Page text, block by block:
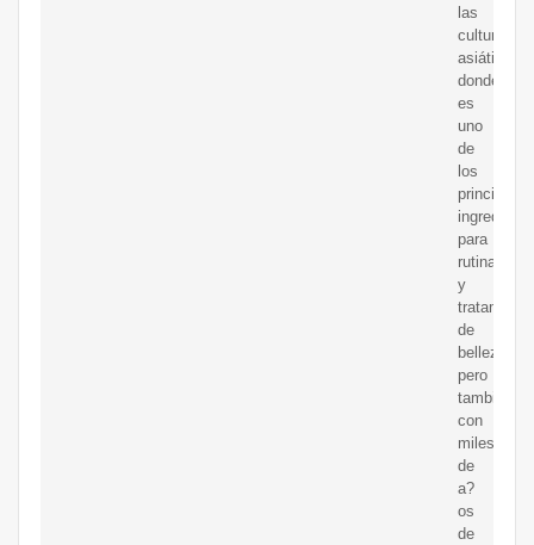
las
culturas
asiáticas
donde
es
uno
de
los
principales
para
rutinas
y
de
belleza,
pero
también
con
miles
de
a?
os
de